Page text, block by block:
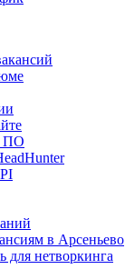
ПО
в Арсеньево
для нетворкинга